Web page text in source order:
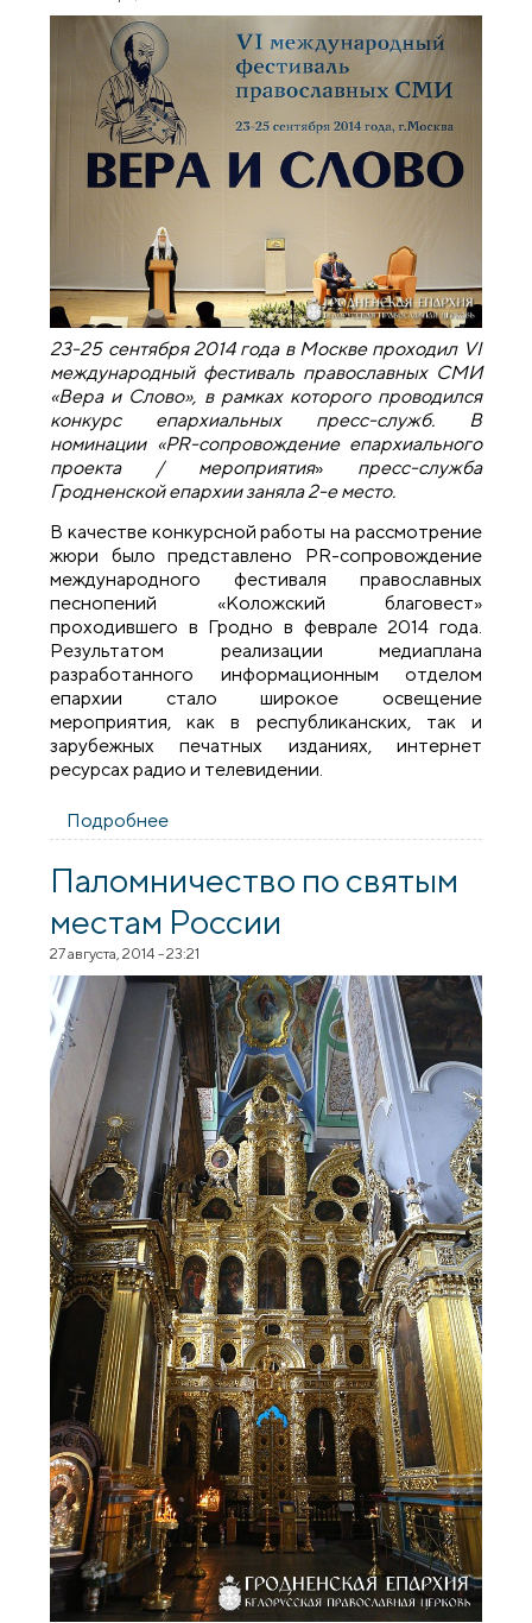
23-25 сентября 2014 года в Москве проходил VI
международный фестиваль православных СМИ
«Вера и Слово», в рамках которого проводился
конкурс епархиальных пресс-служб. В
номинации «PR-сопровождение епархиального
проекта / мероприятия»пресс-служба
Гродненской епархии заняла 2-е место.
В качестве конкурсной работы на рассмотрение
жюри было представлено PR-сопровождение
международного фестиваля православных
песнопений «Коложский благовест»
проходившего в Гродно в феврале 2014 года.
Результатом реализации медиаплана
разработанного информационным отделом
епархии стало широкое освещение
мероприятия, как в республиканских, так и
зарубежных печатных изданиях, интернет
ресурсах радио и телевидении.
Подробнее
заняла 2-е место в конкурсе
«Вера и Слово» в Москве
Паломничество по святым
местам России
27 августа, 2014 - 23:21